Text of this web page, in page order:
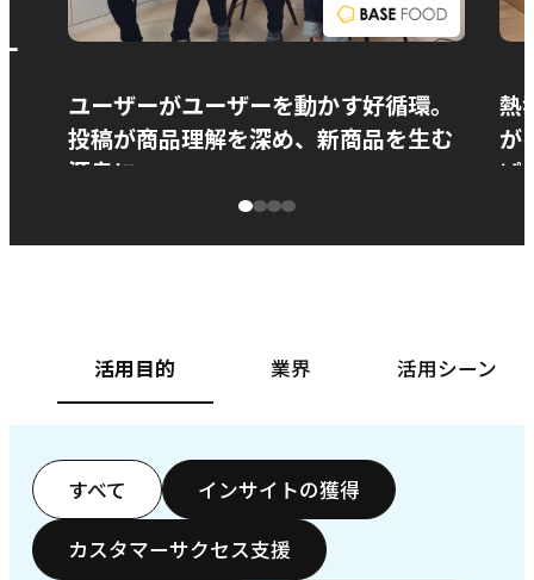
ユーザーがユーザーを動かす好循環。
投稿が商品理解を深め、新商品を生む
源泉に
熱
が
ぱ
活用目的 業界 活用シーン
すべて インサイトの獲得
カスタマーサクセス支援